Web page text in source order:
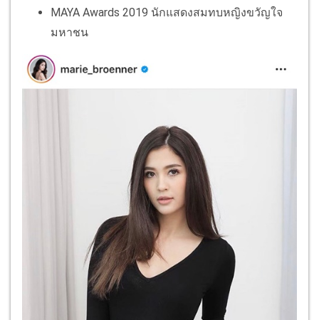
MAYA Awards 2019 นักแสดงสมทบหญิงขวัญใจ
มหาชน